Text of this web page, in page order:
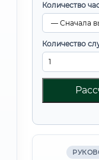
Количество
Количество